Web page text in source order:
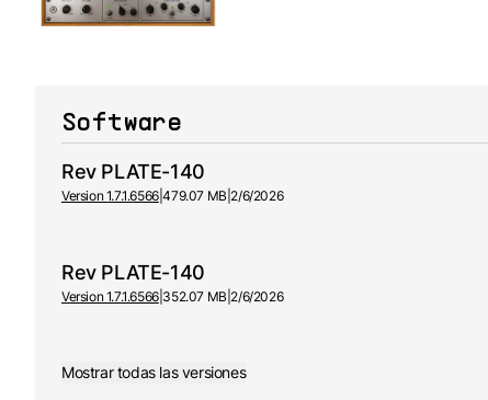
Software
Rev PLATE-140
Version 1.7.1.6566|479.07 MB 2/6/2026
Rev PLATE-140
Version 1.7.1.6566| 352.07 MB 2/6/2026
Mostrar todas las versiones